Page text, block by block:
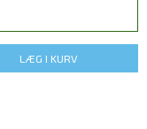
LÆG I KURV